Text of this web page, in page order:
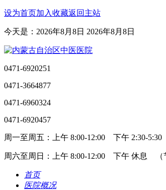
设为首页加入收藏返回主站
今天是：2026年8月8日 2026年8月8日
0471-6920251
0471-3664877
0471-6960324
0471-6920457
周一至周五：上午 8:00-12:00 下午 2:30-
周六至周日：上午 8:00-12:00 下午 休息 （
首页
医院概况